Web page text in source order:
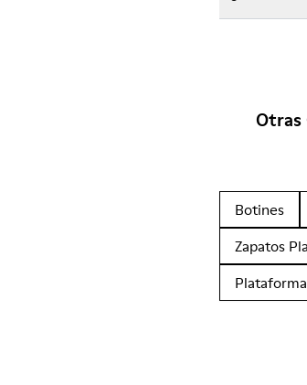
Otras
Botines
Zapatos